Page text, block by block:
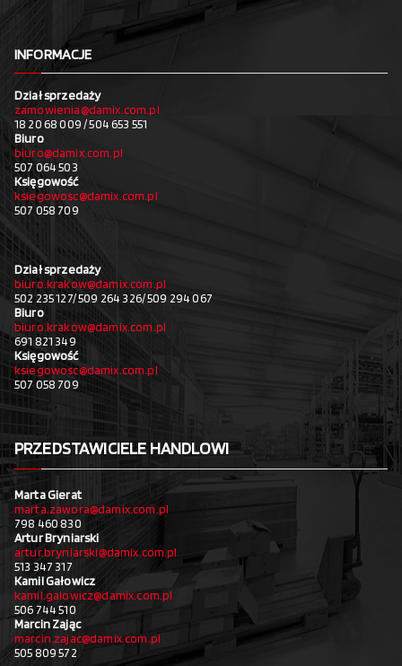
INFORMACJE
Dział sprzedaży
zamowienia@damix.com.pl
18 20 68 009 / 504 653 551
Biuro
biuro@damix.com.pl
507 064 503
Księgowość
ksiegowosc@damix.com.pl
507 058 709
Dział sprzedaży
biuro.krakow@damix.com.pl
502 235 127/ 509 264 326/ 509 294 067
Biuro
biuro.krakow@damix.com.pl
691 821 349
Księgowość
ksiegowosc@damix.com.pl
507 058 709
PRZEDSTAWICIELE HANDLOWI
Marta Gierat
marta.zawora@damix.com.pl
798 460 830
Artur Bryniarski
artur.bryniarski@damix.com.pl
513 347 317
Kamil Gałowicz
kamil.galowicz@damix.com.pl
506 744 510
Marcin Zając
marcin.zajac@damix.com.pl
505 809 572